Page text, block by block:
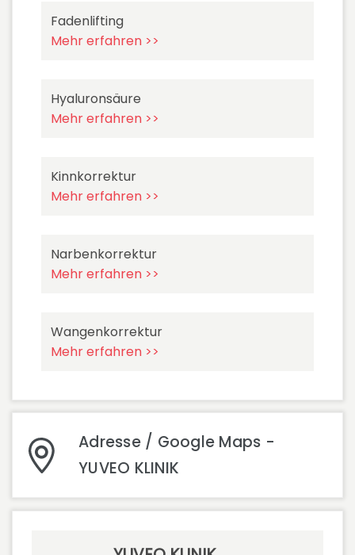
Fadenlifting
Mehr erfahren >>
Hyaluronsäure
Mehr erfahren >>
Kinnkorrektur
Mehr erfahren >>
Narbenkorrektur
Mehr erfahren >>
Wangenkorrektur
Mehr erfahren >>
Adresse / Google Maps -
YUVEO KLINIK